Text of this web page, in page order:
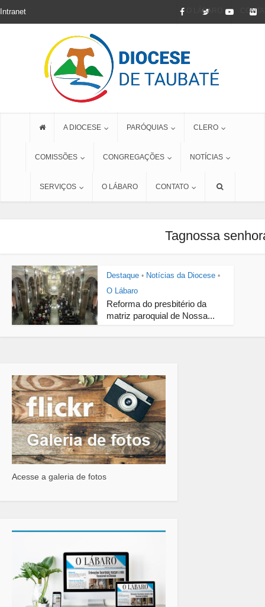
O LÁBARO
Intranet
A DIOCESE PARÓQUIAS CLERO
COMISSÕES CONGREGAÇÕES NOTÍCIAS
SERVIÇOS O LÁBARO CONTATO
Tagnossa
Destaque • Notícias da Diocese •
O Lábaro
Reforma do presbitério da
matriz paroquial de Nossa...
Acesse a galeria de fotos